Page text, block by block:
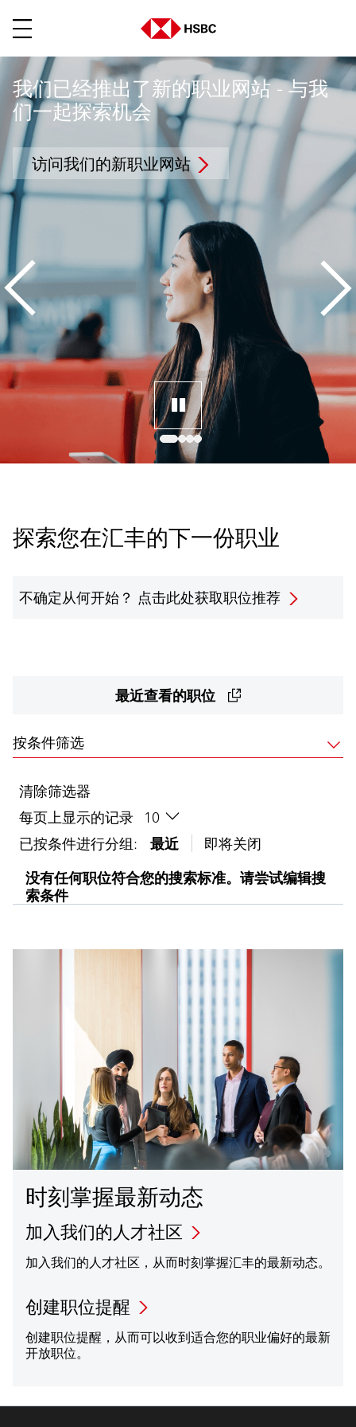
我们已经推出了新的职业网站 - 与我
们一起探索机会
访问我们的新职业网站
探索您在汇丰的下一份职业
不确定从何开始？ 点击此处获取职位推荐
最近查看的职位
按条件筛选
清除筛选器
每页上显示的记录
已按条件进行分组:
最近
即将关闭
没有任何职位符合您的搜索标准。请尝试编辑搜
索条件
时刻掌握最新动态
加入我们的人才社区
加入我们的人才社区，从而时刻掌握汇丰的最新动态。
创建职位提醒
创建职位提醒，从而可以收到适合您的职业偏好的最新
开放职位。